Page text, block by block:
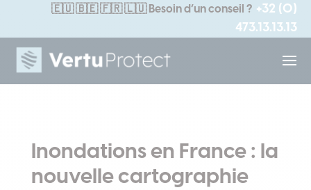
🇪🇺🇧🇪 🇫🇷 🇱🇺 Besoin d’un conseil ? +32 (0)
473.13.13.13
Inondations en France : la
nouvelle cartographie